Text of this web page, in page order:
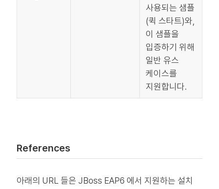
사용되는 샘플
(퀵 스타트)와,
이 샘플을
입증하기 위해
일반 유스
케이스를
지원합니다.
References
아래의 URL 들은 JBoss EAP6 에서 지원하는 설치